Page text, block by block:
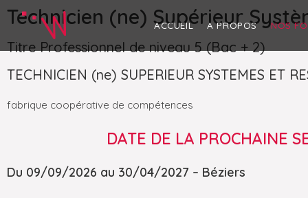
ACCUEIL A PROPOS NOS
Technicien (ne) Supérieur
Titre Professionnel de niveau 5 (Bac + 2)
TECHNICIEN (ne) SUPERIEUR SYSTEMES ET
fabrique coopérative de compétences
DATE DE LA PROCHAINE
Du 09/09/2026 au 30/04/2027 – Béziers